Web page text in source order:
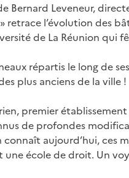
Bernard Leveneur,
retrace l’évolution des
de La Réunion qui
répartis le long de
plus anciens de la ville !
premier
de profondes
connaît aujourd’hui, ces
école de droit. Un